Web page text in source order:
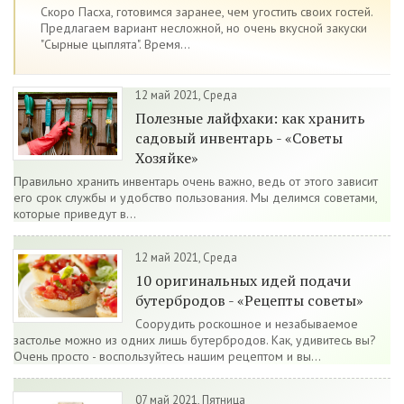
Скоро Пасха, готовимся заранее, чем угостить своих гостей.
Предлагаем вариант несложной, но очень вкусной закуски
"Сырные цыплята". Время...
12 май 2021, Среда
Полезные лайфхаки: как хранить
садовый инвентарь - «Советы
Хозяйке»
Правильно хранить инвентарь очень важно, ведь от этого зависит
его срок службы и удобство пользования. Мы делимся советами,
которые приведут в...
12 май 2021, Среда
10 оригинальных идей подачи
бутербродов - «Рецепты советы»
Соорудить роскошное и незабываемое
застолье можно из одних лишь бутербродов. Как, удивитесь вы?
Очень просто - воспользуйтесь нашим рецептом и вы...
07 май 2021, Пятница